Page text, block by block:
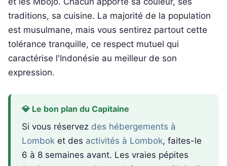
traditions, sa cuisine. La majorité de la population
est musulmane, mais vous sentirez partout cette
tolérance tranquille, ce respect mutuel qui
caractérise l'Indonésie au meilleur de son
expression.
💎 Le bon plan du Capitaine
Si vous réservez des hébergements à
Lombok et des activités à Lombok, faites-le
6 à 8 semaines avant. Les vraies pépites